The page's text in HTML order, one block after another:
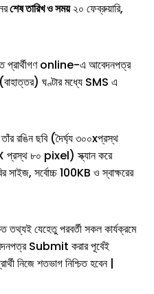
শেষ তারিখ ও সময়২০ ফেব্রুয়ারি,
প্রার্থীগণ online-এ আবেদনপত্র
ঘণ্টার মধ্যে SMS এ
রঙিন ছবি (দৈর্ঘ্য ৩০০xপ্রস্থ
প্রস্থ ৮০ pixel) স্ক্যান করে
সাইজ, সর্বোচ্চ 100KB ও স্বাক্ষরের
যেহেতু পরবর্তী সকল কার্যক্রমে
Submit করার পূর্বেই
নিজে শতভাগ নিশ্চিত হবেন |